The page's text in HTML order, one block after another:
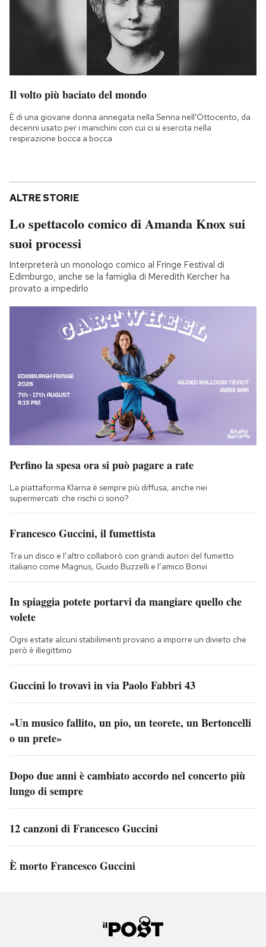
Il volto più baciato del mondo
È di una giovane donna annegata nella Senna nell'Ottocento, da
decenni usato per i manichini con cui ci si esercita nella
respirazione bocca a bocca
ALTRE STORIE
Lo spettacolo comico di Amanda Knox sui
suoi processi
Interpreterà un monologo comico al Fringe Festival di
Edimburgo, anche se la famiglia di Meredith Kercher ha
provato a impedirlo
Perfino la spesa ora si può pagare a rate
La piattaforma Klarna è sempre più diffusa, anche nei
supermercati: che rischi ci sono?
Francesco Guccini, il fumettista
Tra un disco e l’altro collaborò con grandi autori del fumetto
italiano come Magnus, Guido Buzzelli e l’amico Bonvi
In spiaggia potete portarvi da mangiare quello che
volete
Ogni estate alcuni stabilimenti provano a imporre un divieto che
però è illegittimo
Guccini lo trovavi in via Paolo Fabbri 43
«Un musico fallito, un pio, un teorete, un Bertoncelli
o un prete»
Dopo due anni è cambiato accordo nel concerto più
lungo di sempre
12 canzoni di Francesco Guccini
È morto Francesco Guccini